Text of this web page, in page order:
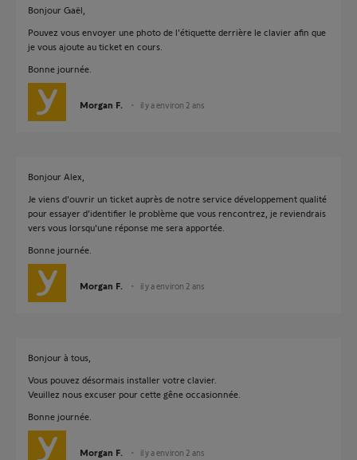
Bonjour Gaël,
Pouvez vous envoyer une photo de l'étiquette derrière le clavier afin que
je vous ajoute au ticket en cours.
Bonne journée.
Morgan F. il y a environ 2 ans
Bonjour Alex,
Je viens d'ouvrir un ticket auprès de notre service développement qualité
pour essayer d’identifier le problème que vous rencontrez, je reviendrais
vers vous lorsqu'une réponse me sera apportée.
Bonne journée.
Morgan F. il y a environ 2 ans
Bonjour à tous,
Vous pouvez désormais installer votre clavier.
Veuillez nous excuser pour cette gêne occasionnée.
Bonne journée.
Morgan F. il y a environ 2 ans